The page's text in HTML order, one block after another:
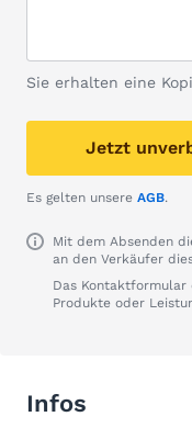
Sie erhalten eine
Jetzt
Es gelten unsere AGB.
Mit dem Absenden
an den Verkäufer
Das Kontaktformular
Produkte oder
Infos